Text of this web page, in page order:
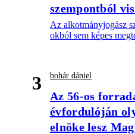
szempontból
Az alkotmányjogász
okból sem képes
3 bohár dániel
Az 56-os
évfordulóján
elnöke lesz